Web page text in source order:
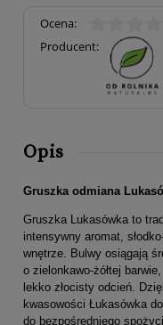
Ocena:
Producent:
Opis
Gruszka odmiana
Gruszka Lukasówka to
intensywny aromat,
wnętrze. Bulwy osiągają
o zielonkawo-żółtej
lekko złocisty odcień.
kwasowości Łukasówka
do bezpośredniego